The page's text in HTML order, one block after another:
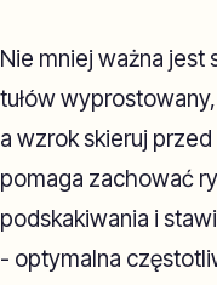
Nie mniej ważna jest
tułów
a wzrok skieruj
pomaga zachować
podskakiwania i
- optymalna